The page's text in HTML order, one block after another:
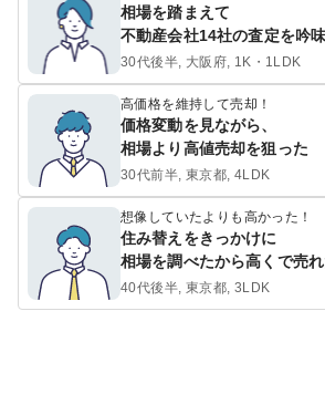
相場を踏まえて
不動産会社14社の査定を吟味
30代後半, 大阪府, 1K・1LDK
高価格を維持して売却！
価格変動を見ながら、
相場より高値売却を狙った
30代前半, 東京都, 4LDK
想像していたよりも高かった！
住み替えをきっかけに
相場を調べたから高くで売
40代後半, 東京都, 3LDK